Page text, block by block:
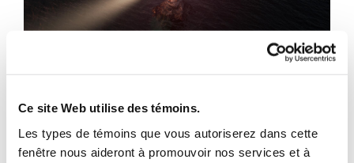
Ce site Web utilise des témoins.
Les types de témoins que vous autoriserez dans cette
fenêtre nous aideront à promouvoir nos services et à
Entretien, réparation et
Couverture d’assurance
Droit maritime
Jersey
Bulletins
more regulation, more scrutiny, more
claims?